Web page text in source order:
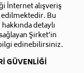
İnternet alışveriş
Bu
detaylı
Şirket’in
edinebilirsiniz.
GÜVENLİĞİ